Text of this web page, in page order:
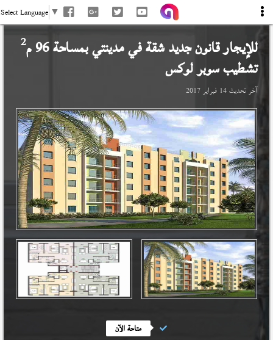
Select Language ▼
للإيجار قانون جديد شقة فيمدينتيبمساحة 96 م 2
تشطيب سوبر لوكس
آخر تحديث14 فبراير 2017
متاحة الآن